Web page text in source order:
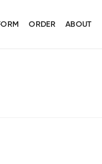
ORDER ABOUT